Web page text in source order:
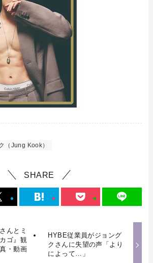
（Jung Kook）
SHARE
んとミ
ゴ』観
・動画
HYBE従業員がジョング
クさんに失望の声「より
によって…」